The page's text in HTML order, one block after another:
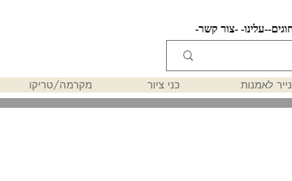
-צור קשר- -עלינו-
נייר לאמנות כני ציור מקרמה/טריקו